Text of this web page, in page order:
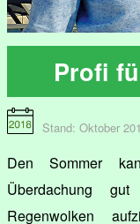
Profi
Stand: Oktober
Den Sommer
Überdachung
Regenwolken